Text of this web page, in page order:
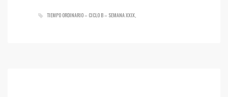
TIEMPO ORDINARIO – CICLO B – SEMANA XXIX